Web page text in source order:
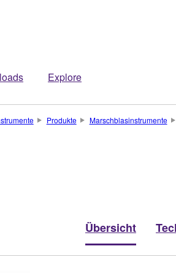
Explore
Produkte Marschblasinstrumente
Übersicht